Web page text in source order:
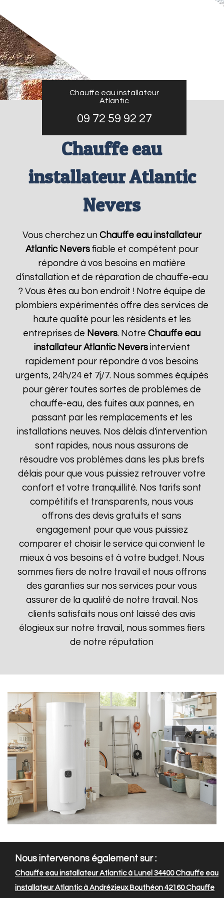
Chauffe eau installateur
Atlantic
09 72 59 92 27
Chauffe eau
installateur Atlantic
Nevers
Vous cherchez un Chauffe eau installateur
Atlantic Neversfiable et compétent pour
répondre à vos besoins en matière
d'installation et de réparation de chauffe-eau
? Vous êtes au bon endroit ! Notre équipe de
plombiers expérimentés offre des services de
haute qualité pour les résidents et les
entreprises de Nevers. NotreChauffe eau
installateur Atlantic Neversintervient
rapidement pour répondre à vos besoins
urgents, 24h/24 et 7j/7. Nous sommes équipés
pour gérer toutes sortes de problèmes de
chauffe-eau, des fuites aux pannes, en
passant par les remplacements et les
installations neuves. Nos délais d'intervention
sont rapides, nous nous assurons de
résoudre vos problèmes dans les plus brefs
délais pour que vous puissiez retrouver votre
confort et votre tranquillité. Nos tarifs sont
compétitifs et transparents, nous vous
offrons des devis gratuits et sans
engagement pour que vous puissiez
comparer et choisir le service qui convient le
mieux à vos besoins et à votre budget. Nous
sommes fiers de notre travail et nous offrons
des garanties sur nos services pour vous
assurer de la qualité de notre travail. Nos
clients satisfaits nous ont laissé des avis
élogieux sur notre travail, nous sommes fiers
de notre réputation
Nous intervenons également sur :
Chauffe eau installateur Atlantic à Lunel 34400Chauffe eau
installateur Atlantic à Andrézieux Bouthéon 42160Chauffe